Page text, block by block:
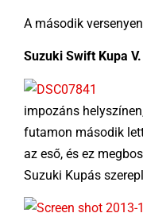
A második versenyen
Suzuki Swift Kupa
impozáns
futamon második
az eső, és ez
Suzuki Kupás